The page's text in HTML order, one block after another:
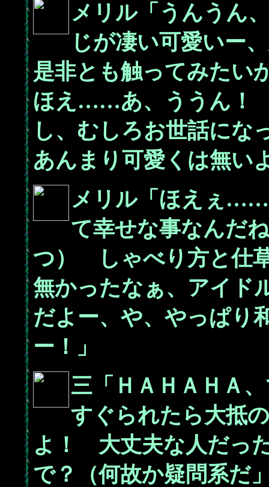
メリル「うんうん
じが凄い可愛いー
是非とも触ってみた
ほえ……あ、ううん！
し、むしろお世話に
あんまり可愛くは無
メリル「ほえぇ……
て幸せな事なんだ
つ） しゃべり方と仕
無かったなぁ、アイ
だよー、や、やっぱり
ー！」
三「ＨＡＨＡＨＡ
すぐられたら大抵
よ！ 大丈夫な人だっ
で？（何故か疑問系だ